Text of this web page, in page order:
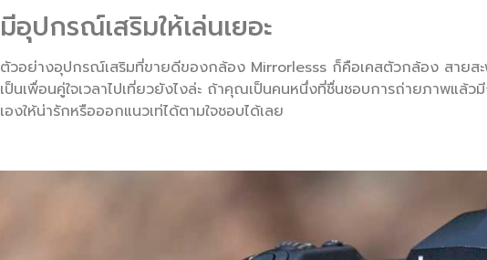
มีอุปกรณ์เสริมให้เล่นเยอะ
ตัวอย่างอุปกรณ์เสริมที่ขายดีของกล้อง Mirrorlesss ก็คือเคสตัวกล้อง สายส
เป็นเพื่อนคู่ใจเวลาไปเที่ยวยังไงล่ะ ถ้าคุณเป็นคนหนึ่งที่ชื่นชอบการถ่ายภาพแล้
เองให้น่ารักหรือออกแนวเท่ได้ตามใจชอบได้เลย